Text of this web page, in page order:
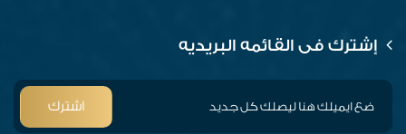
إشترك فى القائمه البريديه